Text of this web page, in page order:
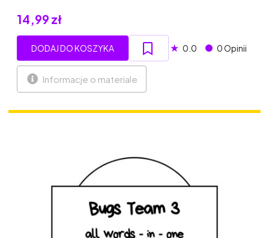
14,99 zł
DODAJ DO KOSZYKA ★ 0.0 0 Opinii
Informacje o materiale